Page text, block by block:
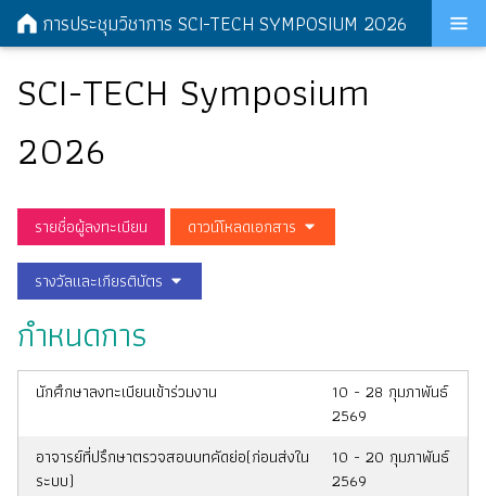
การประชุมวิชาการ SCI-TECH SYMPOSIUM 2026
SCI-TECH Symposium
2026
รายชื่อผู้ลงทะเบียน ดาวน์โหลดเอกสาร
รางวัลและเกียรติบัตร
กำหนดการ
นักศึกษาลงทะเบียนเข้าร่วมงาน
10 - 28 กุมภาพันธ์
2569
อาจารย์ที่ปรึกษาตรวจสอบบทคัดย่อ(ก่อนส่งใน
ระบบ)
10 - 20 กุมภาพันธ์
2569